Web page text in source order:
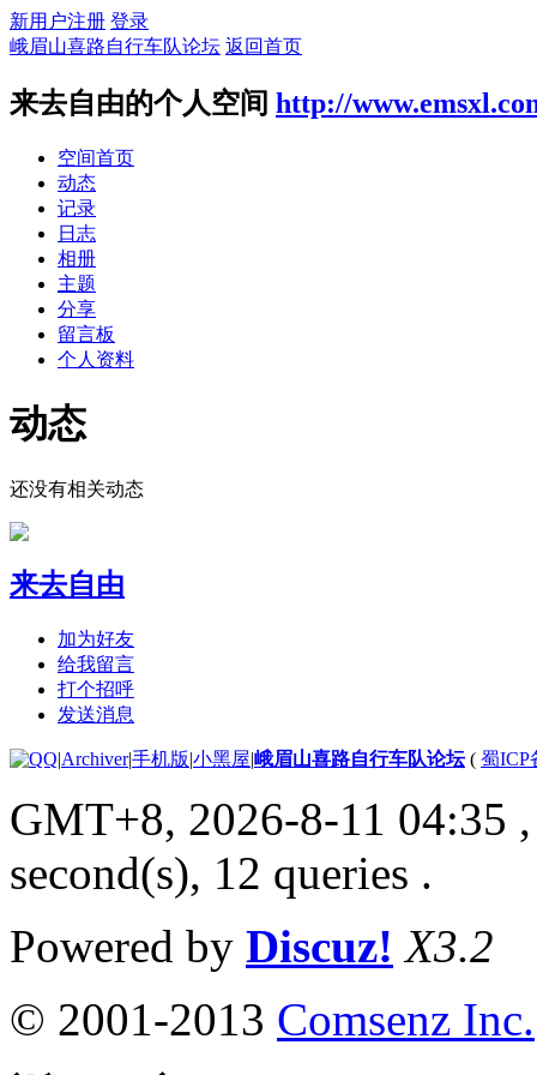
新用户注册 登录
峨眉山喜路自行车队论坛 返回首页
来去自由的个人空间 http://
空间首页
动态
记录
日志
相册
主题
分享
留言板
个人资料
动态
还没有相关动态
来去自由
加为好友
给我留言
打个招呼
发送消息
|Archiver|手机版|小黑屋|峨眉山喜路自行车队论坛( 蜀ICP
GMT+8, 2026-8-11 04:35
second(s), 12 queries .
Powered by Discuz! X3.2
© 2001-2013 Comsenz Inc.